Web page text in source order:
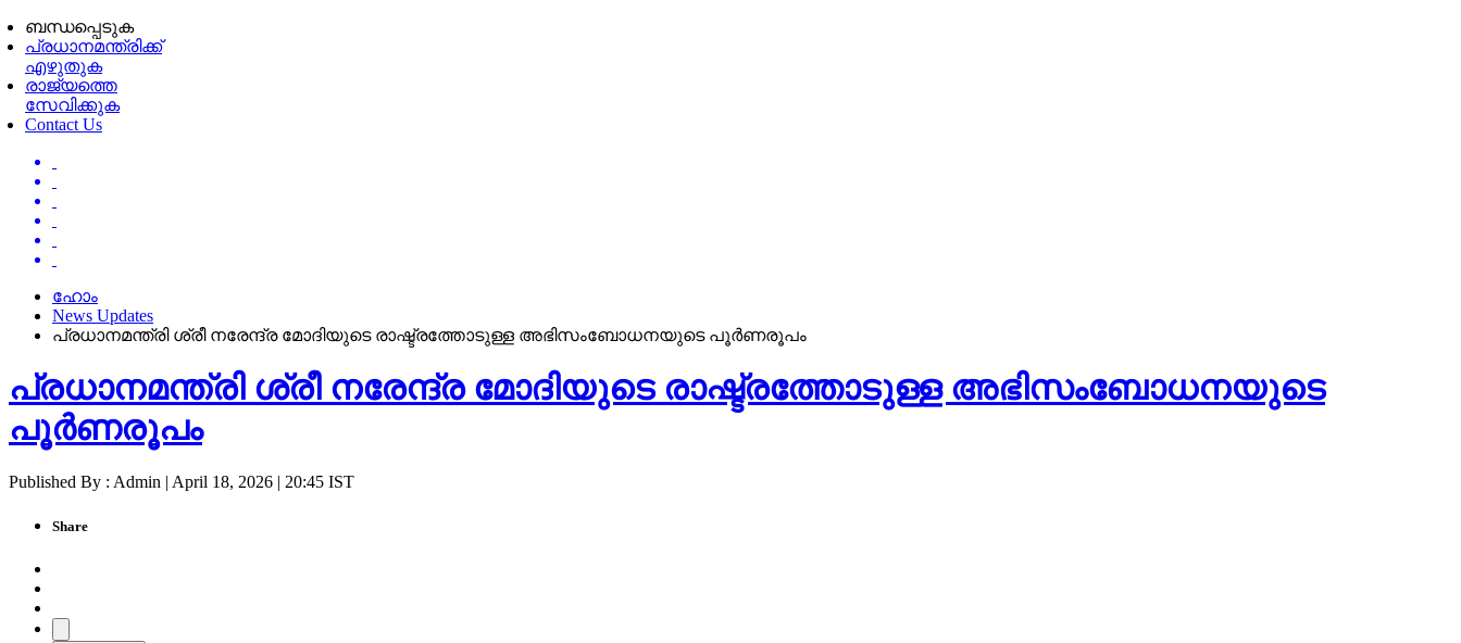
ബന്ധപ്പെടുക
പ്രധാനമന്ത്രിക്ക്
എഴുതുക
രാജ്യത്തെ
സേവിക്കുക
Contact Us
ഹോം
News Updates
​പ്രധാനമന്ത്രി ശ്രീ നരേന്ദ്ര മോദിയുടെ രാഷ്ട്രത്തോടുള്ള അഭിസംബോധനയുടെ പൂർണരൂപം
​പ്രധാനമന്ത്രി ശ്രീ നരേന്ദ്ര മോദിയുടെ രാഷ്ട്രത്തോടുള്ള അഭിസംബോധനയുടെ
പൂർണരൂപം
Published By : Admin | April 18, 2026 | 20:45 IST
Share